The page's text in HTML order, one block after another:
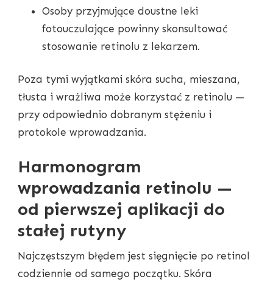
Osoby przyjmujące doustne leki
fotouczulające powinny skonsultować
stosowanie retinolu z lekarzem.
Poza tymi wyjątkami skóra sucha, mieszana,
tłusta i wrażliwa może korzystać z retinolu —
przy odpowiednio dobranym stężeniu i
protokole wprowadzania.
Harmonogram
wprowadzania retinolu —
od pierwszej aplikacji do
stałej rutyny
Najczęstszym błędem jest sięgnięcie po retinol
codziennie od samego początku. Skóra